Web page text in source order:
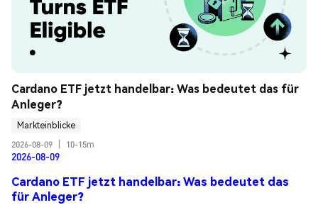
Cardano ETF jetzt handelbar: Was bedeutet das für
Anleger?
Markteinblicke
2026-08-09
10-15m
2026-08-09
Cardano ETF jetzt handelbar: Was bedeutet das
für Anleger?